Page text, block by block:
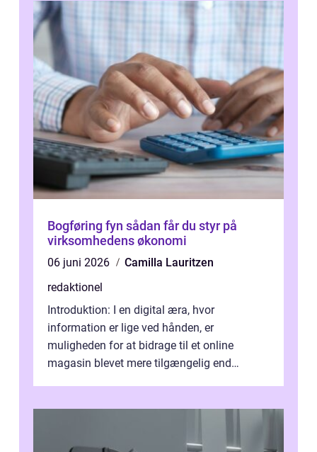
Bogføring fyn sådan får du styr på
virksomhedens økonomi
06 juni 2026
Camilla Lauritzen
redaktionel
Introduktion: I en digital æra, hvor
information er lige ved hånden, er
muligheden for at bidrage til et online
magasin blevet mere tilgængelig end